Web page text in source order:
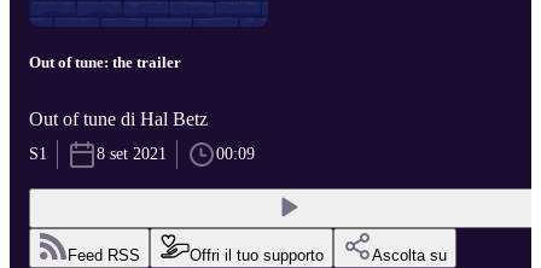
Out of tune: the trailer
Out of tune di Hal Betz
S1 8 set 2021 00:09
Feed RSS Offri il tuo supporto Ascolta su